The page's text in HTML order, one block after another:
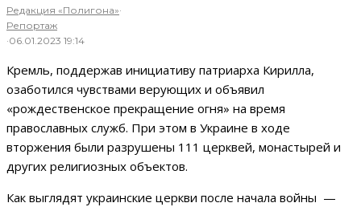
Редакция «Полигона»·
Репортаж
·06.01.2023 19:14
Кремль, поддержав инициативу патриарха Кирилла,
озаботился чувствами верующих и объявил
«рождественское прекращение огня» на время
православных служб. При этом в Украине в ходе
вторжения были разрушены 111 церквей, монастырей и
других религиозных объектов.
Как выглядят украинские церкви после начала войны —